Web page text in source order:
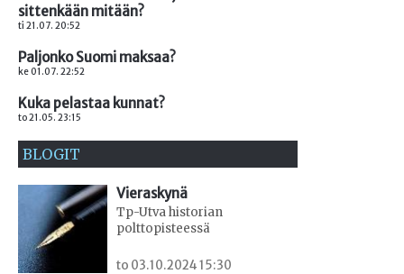
sittenkään mitään?
ti 21.07. 20:52
Paljonko Suomi maksaa?
ke 01.07. 22:52
Kuka pelastaa kunnat?
to 21.05. 23:15
BLOGIT
Vieraskynä
Tp-Utva historian
polttopisteessä
to 03.10.2024 15:30